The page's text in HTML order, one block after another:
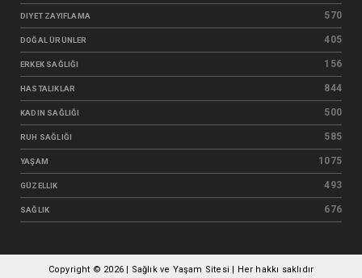
DIYET ZAYIFLAMA 570
DOĞAL ÜRÜNLER 405
ERKEK SAĞLIĞI 156
HASTALIKLAR 844
KADIN SAĞLIĞI 500
RUH SAĞLIĞI 585
YAŞAM 1075
GÜZELLIK 493
SAĞLIK 676
Copyright © 2026 | Sağlık ve Yaşam Sitesi | Her hakkı saklıdır